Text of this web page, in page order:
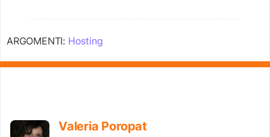
ARGOMENTI: Hosting
Valeria Poropat